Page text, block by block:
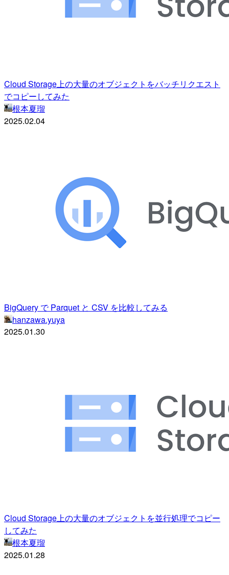
Cloud Storage上の大量のオブジェクトをバッチリクエスト
でコピーしてみた
根本夏瑠
2025.02.04
BigQuery で Parquet と CSV を比較してみる
hanzawa.yuya
2025.01.30
Cloud Storage上の大量のオブジェクトを並行処理でコピー
してみた
根本夏瑠
2025.01.28